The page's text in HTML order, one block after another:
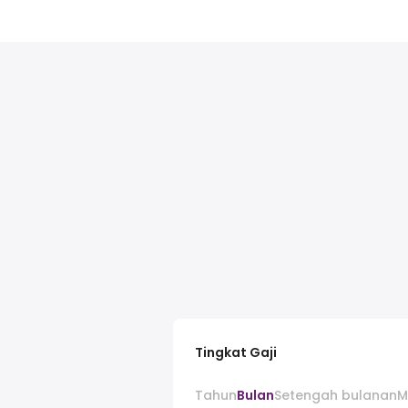
Tingkat Gaji
TahunBulanSetengah bulanan